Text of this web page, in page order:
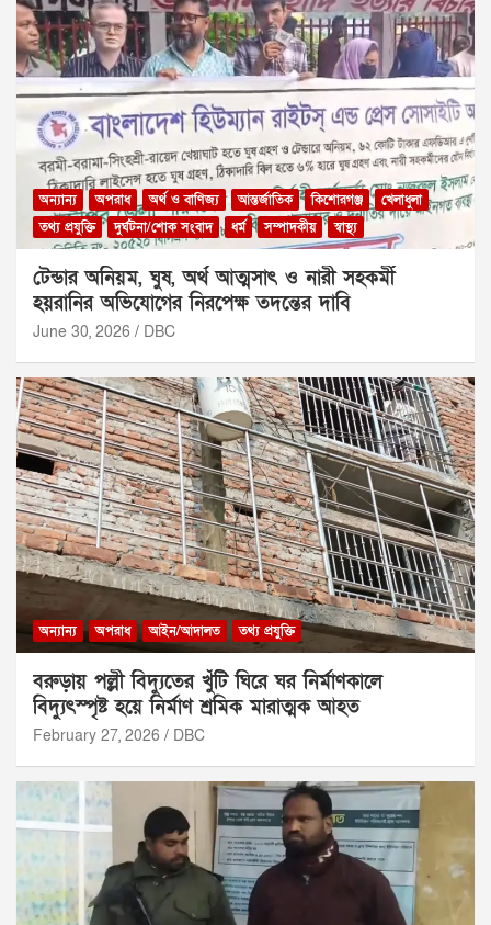
অন্যান্য অপরাধ অর্থ ও বাণিজ্য আন্তর্জাতিক কিশোরগঞ্জ
খেলাধুলা
তথ্য প্রযুক্তি
দুর্ঘটনা/শোক সংবাদ ধর্ম সম্পাদকীয় স্বাস্থ্য
টেন্ডার অনিয়ম, ঘুষ, অর্থ আত্মসাৎ ও নারী সহকর্মী
হয়রানির অভিযোগের নিরপেক্ষ তদন্তের দাবি
June 30, 2026 DBC
অন্যান্য অপরাধ আইন/আদালত তথ্য প্রযুক্তি
বরুড়ায় পল্লী বিদ্যুতের খুঁটি ঘিরে ঘর নির্মাণকালে
বিদ্যুৎস্পৃষ্ট হয়ে নির্মাণ শ্রমিক মারাত্মক আহত
February 27, 2026 DBC